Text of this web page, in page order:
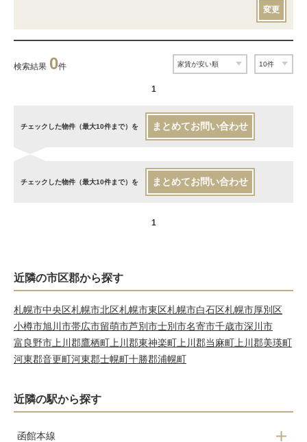
変更
検索結果 0件
1
チェックした物件（最大10件まで）を まとめてお問い合わせ
チェックした物件（最大10件まで）を まとめてお問い合わせ
1
近隣の市区郡から探す
札幌市中央区札幌市北区札幌市東区札幌市白石区札幌市厚別区
小樽市旭川市帯広市留萌市芦別市士別市名寄市千歳市深川市
富良野市 上川郡鷹栖町 上川郡東神楽町 上川郡当麻町 上川郡美瑛町
河東郡音更町河東郡士幌町十勝郡浦幌町
近隣の駅から探す
函館本線